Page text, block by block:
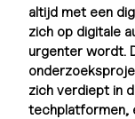
altijd met een
zich op digitale
urgenter wordt.
zich verdiept in
techplatformen,